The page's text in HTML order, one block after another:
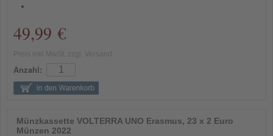
49,99 €
Anzahl:
Münzkassette VOLTERRA UNO Erasmus, 23 x 2 Euro
Münzen 2022